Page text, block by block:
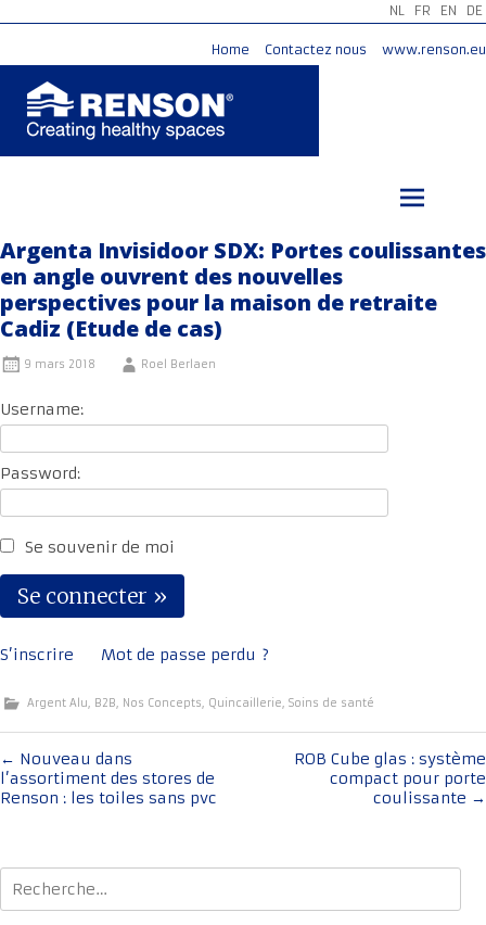
NL FR EN DE
Home Contactez nous www.renson.eu
Argenta Invisidoor SDX: Portes coulissantes
en angle ouvrent des nouvelles
perspectives pour la maison de retraite
Cadiz (Etude de cas)
9 mars 2018 Roel Berlaen
Username:
Password:
Se souvenir de moi
S’inscrire Mot de passe perdu ?
Argent Alu, B2B, Nos Concepts, Quincaillerie, Soins de santé
Navigation
de
← Nouveau dans
l’assortiment des stores de
Renson : les toiles sans pvc
ROB Cube glas : système
compact pour porte
coulissante →
Rechercher :